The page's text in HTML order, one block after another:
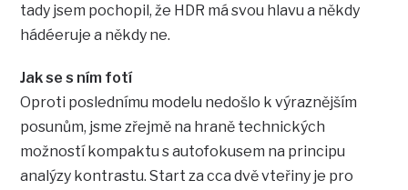
tady jsem pochopil, že HDR má svou hlavu a někdy
hádéeruje a někdy ne.
Jak se s ním fotí
Oproti poslednímu modelu nedošlo k výraznějším
posunům, jsme zřejmě na hraně technických
možností kompaktu s autofokusem na principu
analýzy kontrastu. Start za cca dvě vteřiny je pro